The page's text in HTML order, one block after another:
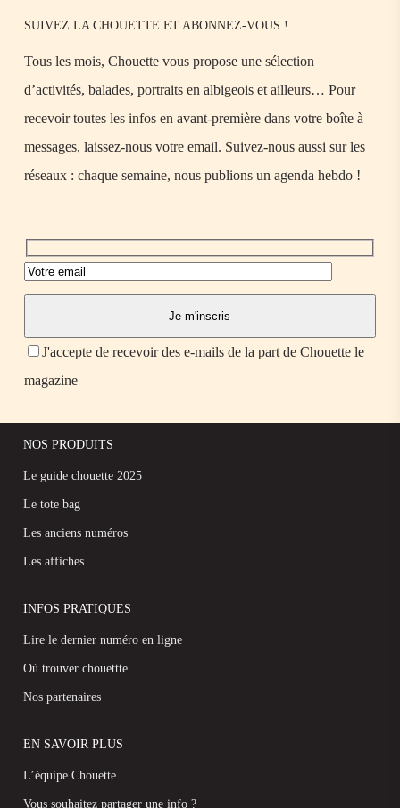
SUIVEZ LA CHOUETTE ET ABONNEZ-VOUS !
Tous les mois, Chouette vous propose une sélection
d’activités, balades, portraits en albigeois et ailleurs… Pour
recevoir toutes les infos en avant-première dans votre boîte à
messages, laissez-nous votre email. Suivez-nous aussi sur les
réseaux : chaque semaine, nous publions un agenda hebdo !
J'accepte de recevoir des e-mails de la part de Chouette le
magazine
NOS PRODUITS
Le guide chouette 2025
Le tote bag
Les anciens numéros
Les affiches
INFOS PRATIQUES
Lire le dernier numéro en ligne
Où trouver chouettte
Nos partenaires
EN SAVOIR PLUS
L’équipe Chouette
Vous souhaitez partager une info ?